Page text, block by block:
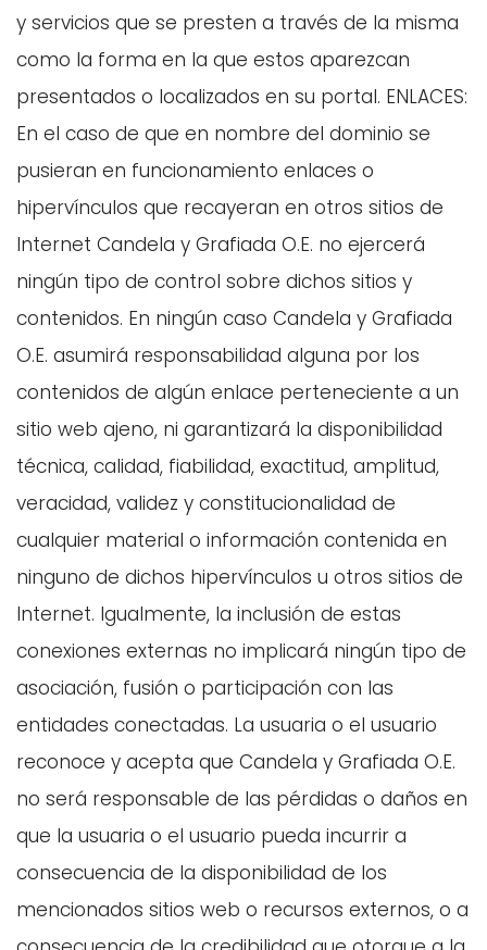
y servicios que se presten a través de la misma
como la forma en la que estos aparezcan
presentados o localizados en su portal. ENLACES:
En el caso de que en nombre del dominio se
pusieran en funcionamiento enlaces o
hipervínculos que recayeran en otros sitios de
Internet Candela y Grafiada O.E. no ejercerá
ningún tipo de control sobre dichos sitios y
contenidos. En ningún caso Candela y Grafiada
O.E. asumirá responsabilidad alguna por los
contenidos de algún enlace perteneciente a un
sitio web ajeno, ni garantizará la disponibilidad
técnica, calidad, fiabilidad, exactitud, amplitud,
veracidad, validez y constitucionalidad de
cualquier material o información contenida en
ninguno de dichos hipervínculos u otros sitios de
Internet. Igualmente, la inclusión de estas
conexiones externas no implicará ningún tipo de
asociación, fusión o participación con las
entidades conectadas. La usuaria o el usuario
reconoce y acepta que Candela y Grafiada O.E.
no será responsable de las pérdidas o daños en
que la usuaria o el usuario pueda incurrir a
consecuencia de la disponibilidad de los
mencionados sitios web o recursos externos, o a